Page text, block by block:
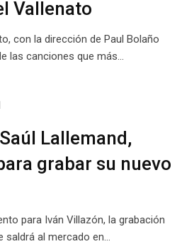
Vallenato
con la dirección de Paul Bolaño
las canciones que más…
Lallemand,
grabar su nuevo
para Iván Villazón, la grabación
saldrá al mercado en…